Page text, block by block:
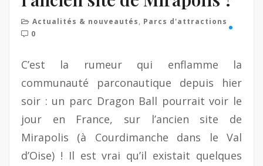
Actualités & nouveautés, Parcs d'attractions
0
C’est la rumeur qui enflamme la
communauté parconautique depuis hier
soir : un parc Dragon Ball pourrait voir le
jour en France, sur l’ancien site de
Mirapolis (à Courdimanche dans le Val
d’Oise) ! Il est vrai qu’il existait quelques